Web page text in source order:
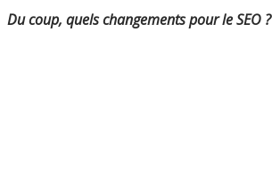
Du coup, quels changements pour le SEO ?